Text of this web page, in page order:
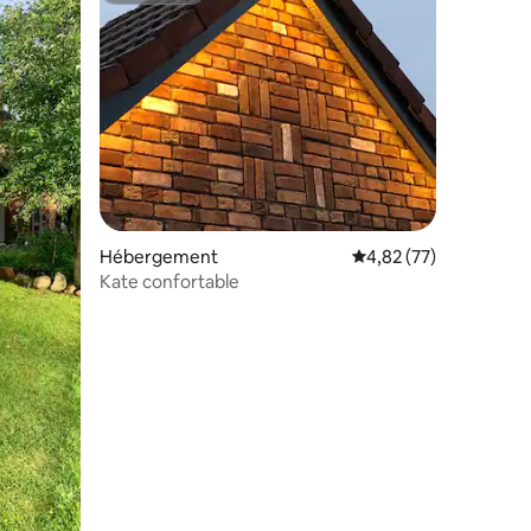
Hébergement Évaluation moyenne
4,82 (77)
Kate confortable